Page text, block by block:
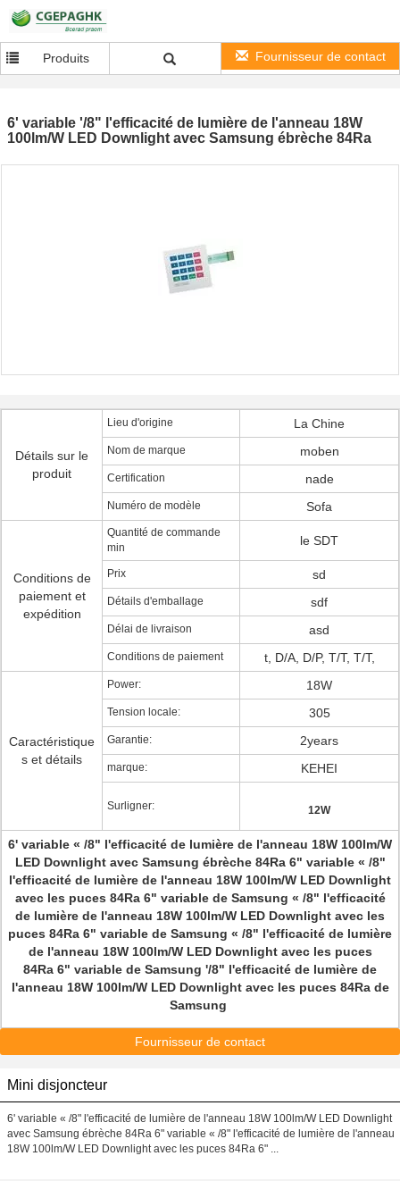
Produits Fournisseur de contact
6' variable '/8" l'efficacité de lumière de l'anneau 18W
100lm/W LED Downlight avec Samsung ébrèche 84Ra
Détails sur le
produit
Lieu d'origine La Chine
Nom de marque moben
Certification nade
Numéro de modèle Sofa
Conditions de
paiement et
expédition
Quantité de commande
min
le SDT
Prix sd
Détails d'emballage sdf
Délai de livraison asd
Conditions de paiement t, D/A, D/P, T/T, T/T,
Caractéristique
s et détails
Power: 18W
Tension locale: 305
Garantie: 2years
marque: KEHEI
Surligner: 12W
6' variable « /8" l'efficacité de lumière de l'anneau 18W 100lm/W
LED Downlight avec Samsung ébrèche 84Ra 6" variable « /8"
l'efficacité de lumière de l'anneau 18W 100lm/W LED Downlight
avec les puces 84Ra 6" variable de Samsung « /8" l'efficacité
de lumière de l'anneau 18W 100lm/W LED Downlight avec les
puces 84Ra 6" variable de Samsung « /8" l'efficacité de lumière
de l'anneau 18W 100lm/W LED Downlight avec les puces
84Ra 6" variable de Samsung '/8" l'efficacité de lumière de
l'anneau 18W 100lm/W LED Downlight avec les puces 84Ra de
Samsung
Fournisseur de contact
Mini disjoncteur
6' variable « /8" l'efficacité de lumière de l'anneau 18W 100lm/W LED Downlight
avec Samsung ébrèche 84Ra 6" variable « /8" l'efficacité de lumière de l'anneau
18W 100lm/W LED Downlight avec les puces 84Ra 6" ...